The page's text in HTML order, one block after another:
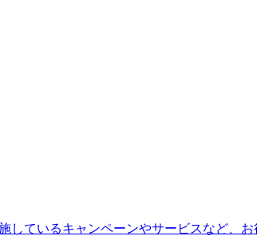
しているキャンペーンやサービスなど、お